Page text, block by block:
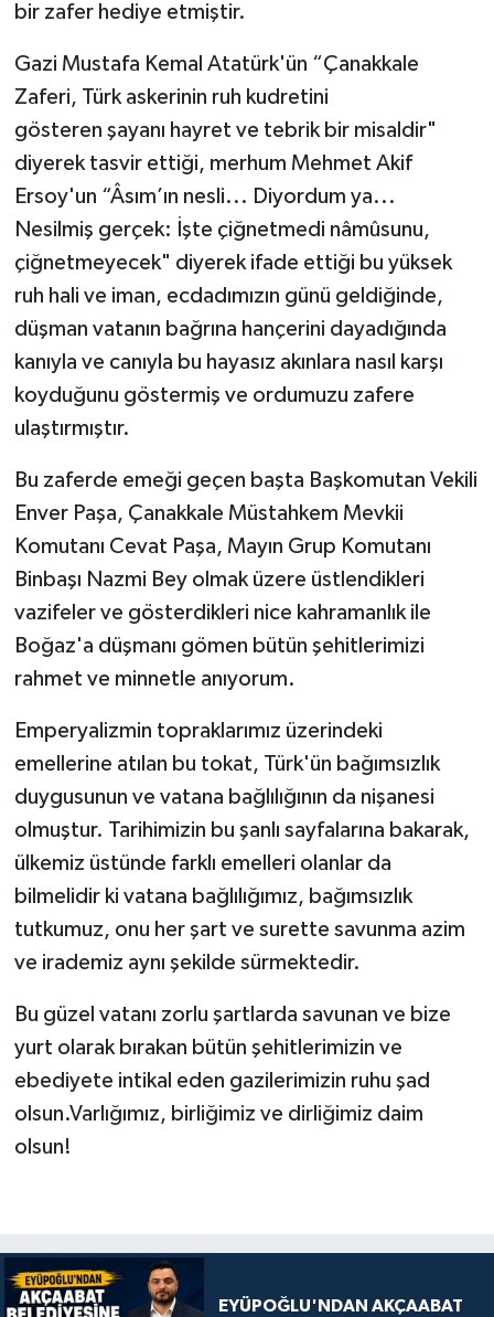
bir zafer hediye etmiştir.
Gazi Mustafa Kemal Atatürk'ün “Çanakkale
Zaferi, Türk askerinin ruh kudretini
gösteren şayanı hayret ve tebrik bir misaldir"
diyerek tasvir ettiği, merhum Mehmet Akif
Ersoy'un “Âsım’ın nesli... Diyordum ya...
Nesilmiş gerçek: İşte çiğnetmedi nâmûsunu,
çiğnetmeyecek" diyerek ifade ettiği bu yüksek
ruh hali ve iman, ecdadımızın günü geldiğinde,
düşman vatanın bağrına hançerini dayadığında
kanıyla ve canıyla bu hayasız akınlara nasıl karşı
koyduğunu göstermiş ve ordumuzu zafere
ulaştırmıştır.
Bu zaferde emeği geçen başta Başkomutan Vekili
Enver Paşa, Çanakkale Müstahkem Mevkii
Komutanı Cevat Paşa, Mayın Grup Komutanı
Binbaşı Nazmi Bey olmak üzere üstlendikleri
vazifeler ve gösterdikleri nice kahramanlık ile
Boğaz'a düşmanı gömen bütün şehitlerimizi
rahmet ve minnetle anıyorum.
Emperyalizmin topraklarımız üzerindeki
emellerine atılan bu tokat, Türk'ün bağımsızlık
duygusunun ve vatana bağlılığının da nişanesi
olmuştur. Tarihimizin bu şanlı sayfalarına bakarak,
ülkemiz üstünde farklı emelleri olanlar da
bilmelidir ki vatana bağlılığımız, bağımsızlık
tutkumuz, onu her şart ve surette savunma azim
ve irademiz aynı şekilde sürmektedir.
Bu güzel vatanı zorlu şartlarda savunan ve bize
yurt olarak bırakan bütün şehitlerimizin ve
ebediyete intikal eden gazilerimizin ruhu şad
olsun.Varlığımız, birliğimiz ve dirliğimiz daim
olsun!
EYÜPOĞLU'NDAN AKÇAABAT